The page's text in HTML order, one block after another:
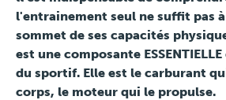
About
Jobs
l'entrainement seul ne suffit pas
sommet de ses capacités
est une composante
du sportif. Elle est le carburant
corps, le moteur qui le propulse.